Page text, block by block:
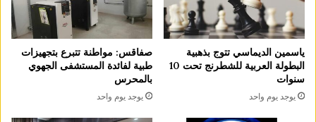
ياسمين الديماسي تتوج بذهبية
البطولة العربية للشطرنج تحت 10
سنوات
يوجد يوم واحد
صفاقس: مواطنة تتبرع بتجهيزات
طبية لفائدة المستشفى الجهوي
بالمحرس
يوجد يوم واحد